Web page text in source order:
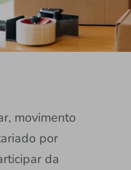
movimento
por
da